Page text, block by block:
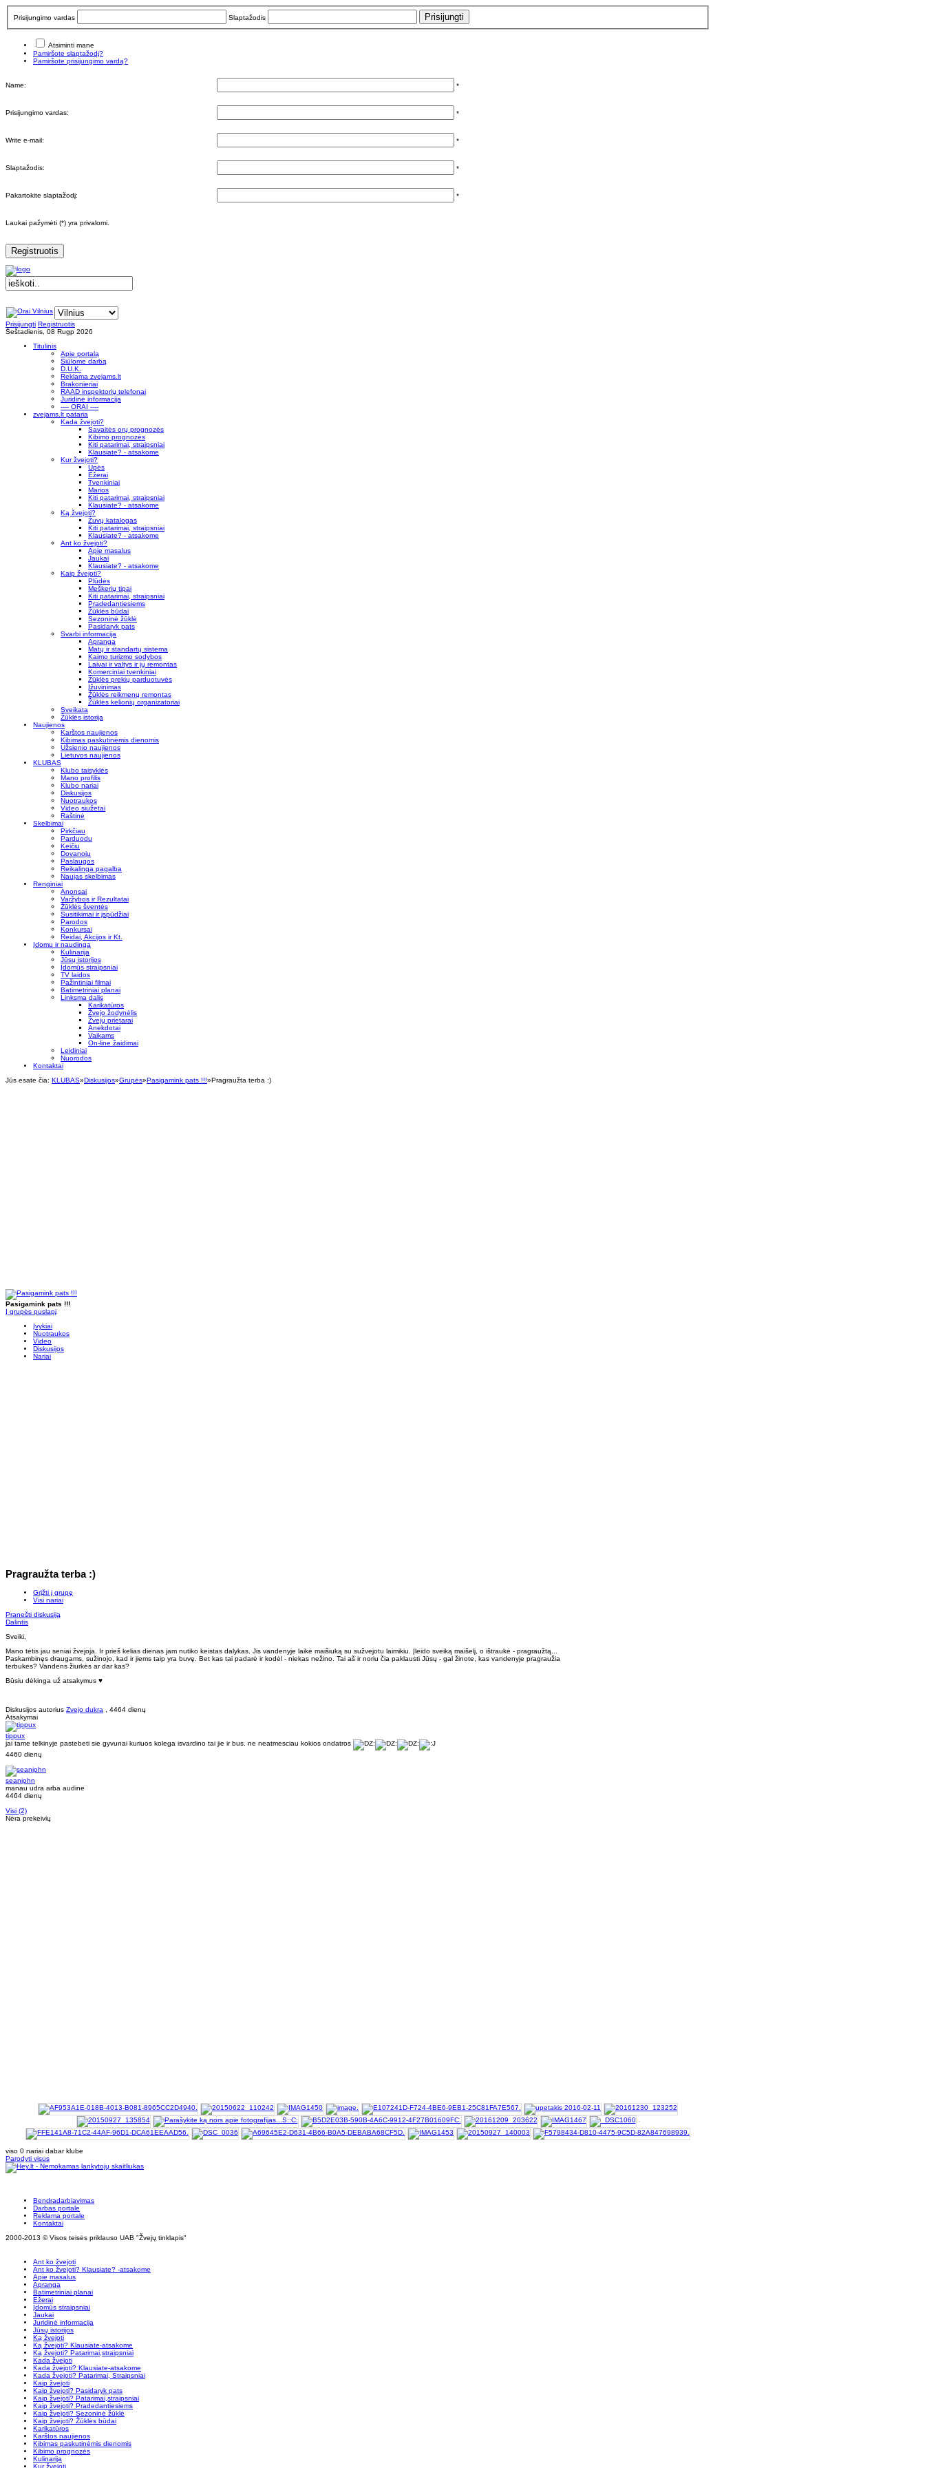
Prisijungimo vardas Slaptažodis
Atsiminti mane
Pamiršote slaptažodį?
Pamiršote prisijungimo vardą?
Name: *
Prisijungimo vardas: *
Write e-mail: *
Slaptažodis: *
Pakartokite slaptažodį: *
Laukai pažymėti (*) yra privalomi.
Registruotis
Prisijungti Registruotis
Šeštadienis, 08 Rugp 2026
Titulinis
Apie portalą
Siūlome darbą
D.U.K.
Reklama zvejams.lt
Brakonieriai
RAAD inspektorių telefonai
Juridinė informacija
---- ORAI ----
zvejams.lt pataria
Kada žvejoti?
Savaitės orų prognozės
Kibimo prognozės
Kiti patarimai, straipsniai
Klausiate? - atsakome
Kur žvejoti?
Upės
Ežerai
Tvenkiniai
Marios
Kiti patarimai, straipsniai
Klausiate? - atsakome
Ką žvejoti?
Žuvų katalogas
Kiti patarimai, straipsniai
Klausiate? - atsakome
Ant ko žvejoti?
Apie masalus
Jaukai
Klausiate? - atsakome
Kaip žvejoti?
Plūdės
Meškerių tipai
Kiti patarimai, straipsniai
Pradedantiesiems
Žūklės būdai
Sezoninė žūklė
Pasidaryk pats
Svarbi informacija
Apranga
Matų ir standartų sistema
Kaimo turizmo sodybos
Laivai ir valtys ir jų remontas
Komerciniai tvenkiniai
Žūklės prekių parduotuvės
Įžuvinimas
Žūklės reikmenų remontas
Žūklės kelionių organizatoriai
Sveikata
Žūklės istorija
Naujienos
Karštos naujienos
Kibimas paskutinėmis dienomis
Užsienio naujienos
Lietuvos naujienos
KLUBAS
Klubo taisyklės
Mano profilis
Klubo nariai
Diskusijos
Nuotraukos
Video siužetai
Raštinė
Skelbimai
Pirkčiau
Parduodu
Keičiu
Dovanoju
Paslaugos
Reikalinga pagalba
Naujas skelbimas
Renginiai
Anonsai
Varžybos ir Rezultatai
Žūklės šventės
Susitikimai ir įspūdžiai
Parodos
Konkursai
Reidai, Akcijos ir Kt.
Įdomu ir naudinga
Kulinarija
Jūsų istorijos
Įdomūs straipsniai
TV laidos
Pažintiniai filmai
Batimetriniai planai
Linksma dalis
Karikatūros
Žvejo žodynėlis
Žvejų prietarai
Anekdotai
Vaikams
On-line žaidimai
Leidiniai
Nuorodos
Kontaktai
Jūs esate čia: KLUBAS»Diskusijos»Grupės»Pasigamink pats !!!»Pragraužta terba :)
Pasigamink pats !!!
Į grupės puslapį
Įvykiai
Nuotraukos
Video
Diskusijos
Nariai
Pragraužta terba :)
Grįžti į grupę
Visi nariai
Pranešti diskusiją
Dalintis
Sveiki,
Mano tėtis jau seniai žvejoja. Ir prieš kelias dienas jam nutiko keistas dalykas. Jis vandenyje laikė maišiuką su sužvejotu laimikiu. Įleido sveiką maišelį, o ištraukė - pragraužtą...
Paskambinęs draugams, sužinojo, kad ir jiems taip yra buvę. Bet kas tai padarė ir kodėl - niekas nežino. Tai aš ir noriu čia paklausti Jūsų - gal žinote, kas vandenyje pragraužia
terbukes? Vandens žiurkės ar dar kas?
Būsiu dėkinga už atsakymus ♥
Diskusijos autorius Zvejo dukra , 4464 dienų
Atsakymai
tippux
jai tame telkinyje pastebeti sie gyvunai kuriuos kolega isvardino tai jie ir bus. ne neatmesciau kokios ondatros
4460 dienų
seanjohn
manau udra arba audine
4464 dienų
Visi (2)
Nėra prekeivių
viso 0 nariai dabar klube
Parodyti visus
Bendradarbiavimas
Darbas portale
Reklama portale
Kontaktai
2000-2013 © Visos teisės priklauso UAB "Žvejų tinklapis"
Ant ko žvejoti
Ant ko žvejoti? Klausiate? -atsakome
Apie masalus
Apranga
Batimetriniai planai
Ežerai
Įdomūs straipsniai
Jaukai
Juridinė informacija
Jūsų istorijos
Ką žvejoti
Ką žvejoti? Klausiate-atsakome
Ką žvejoti? Patarimai,straipsniai
Kada žvejoti
Kada žvejoti? Klausiate-atsakome
Kada žvejoti? Patarimai, Straipsniai
Kaip žvejoti
Kaip žvejoti? Pasidaryk pats
Kaip žvejoti? Patarimai,straipsniai
Kaip žvejoti? Pradedantiesiems
Kaip žvejoti? Sezoninė žūklė
Kaip žvejoti? Žūklės būdai
Karikatūros
Karštos naujienos
Kibimas paskutinėmis dienomis
Kibimo prognozės
Kulinarija
Kur žvejoti